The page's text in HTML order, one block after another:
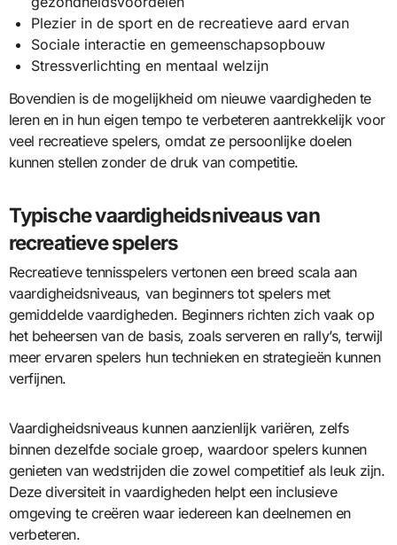
Plezier in de sport en de recreatieve aard ervan
Sociale interactie en gemeenschapsopbouw
Stressverlichting en mentaal welzijn
Bovendien is de mogelijkheid om nieuwe vaardigheden te
leren en in hun eigen tempo te verbeteren aantrekkelijk voor
veel recreatieve spelers, omdat ze persoonlijke doelen
kunnen stellen zonder de druk van competitie.
Typische vaardigheidsniveaus van
recreatieve spelers
Recreatieve tennisspelers vertonen een breed scala aan
vaardigheidsniveaus, van beginners tot spelers met
gemiddelde vaardigheden. Beginners richten zich vaak op
het beheersen van de basis, zoals serveren en rally’s, terwijl
meer ervaren spelers hun technieken en strategieën kunnen
verfijnen.
Vaardigheidsniveaus kunnen aanzienlijk variëren, zelfs
binnen dezelfde sociale groep, waardoor spelers kunnen
genieten van wedstrijden die zowel competitief als leuk zijn.
Deze diversiteit in vaardigheden helpt een inclusieve
omgeving te creëren waar iedereen kan deelnemen en
verbeteren.